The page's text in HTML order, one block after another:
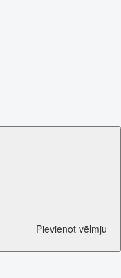
Pievienot vēlmju